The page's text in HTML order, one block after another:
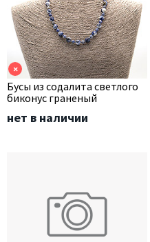
×
Бусы из содалита светлого
биконус граненый
нет в наличии